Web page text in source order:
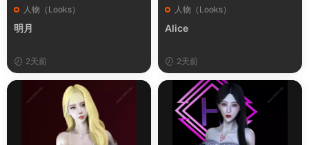
人物（Looks）
明月
2天前
人物（Looks）
Alice
2天前